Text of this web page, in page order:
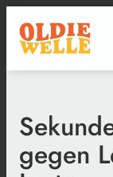
gegen